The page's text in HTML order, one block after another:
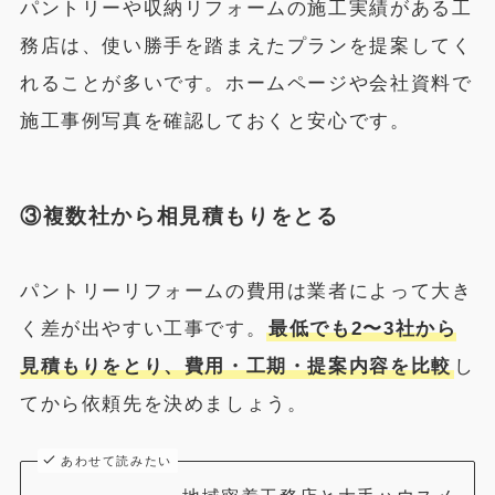
パントリーや収納リフォームの施工実績がある工
務店は、使い勝手を踏まえたプランを提案してく
れることが多いです。ホームページや会社資料で
施工事例写真を確認しておくと安心です。
③複数社から相見積もりをとる
パントリーリフォームの費用は業者によって大き
く差が出やすい工事です。最低でも2〜3社から
見積もりをとり、費用・工期・提案内容を比較し
てから依頼先を決めましょう。
あわせて読みたい